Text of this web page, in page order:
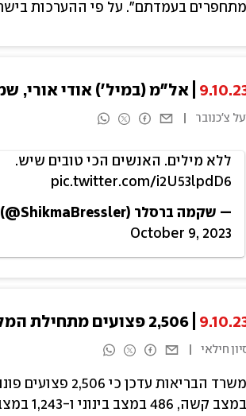
מתחפרים בעמדתם". על פי ההערכות בישראל, בין 100 ל-150 ישראלים
אל"מ (במיל') אודי אורי,
צ'כנובר
ללא מילים. האנשים הכי טובים שיש.
pic.twitter.com/i2U53lpdD6
— שקמה ברסלר Shikma Bressler (@ShikmaBressler)
October 9, 2023
2,506 פצועים מתחילת המלחמה, 376 במצב אנוש וקשה
חילאי
במצב קשה, 486 במצב בינוני ו-1,243 במצב קל. 69 בני אדם לקו בחרדה ו-219 הועברו להערכה רפואית.